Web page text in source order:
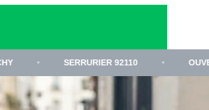
SERRURIER 92110 • OUVERTURE DE